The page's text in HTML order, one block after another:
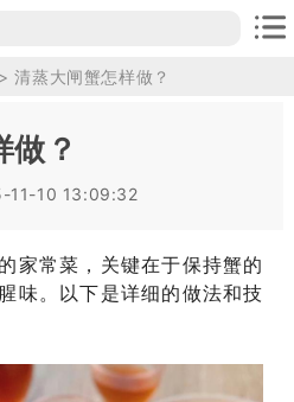
> 清蒸大闸蟹怎样做？
做？
11-10 13:09:32
家常菜，关键在于保持蟹的
味。以下是详细的做法和技